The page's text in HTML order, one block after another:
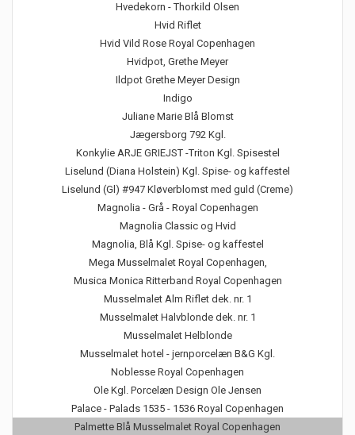
Hvedekorn - Thorkild Olsen
Hvid Riflet
Hvid Vild Rose Royal Copenhagen
Hvidpot, Grethe Meyer
Ildpot Grethe Meyer Design
Indigo
Juliane Marie Blå Blomst
Jægersborg 792 Kgl.
Konkylie ARJE GRIEJST -Triton Kgl. Spisestel
Liselund (Diana Holstein) Kgl. Spise- og kaffestel
Liselund (Gl) #947 Kløverblomst med guld (Creme)
Magnolia - Grå - Royal Copenhagen
Magnolia Classic og Hvid
Magnolia, Blå Kgl. Spise- og kaffestel
Mega Musselmalet Royal Copenhagen,
Musica Monica Ritterband Royal Copenhagen
Musselmalet Alm Riflet dek. nr. 1
Musselmalet Halvblonde dek. nr. 1
Musselmalet Helblonde
Musselmalet hotel - jernporcelæn B&G Kgl.
Noblesse Royal Copenhagen
Ole Kgl. Porcelæn Design Ole Jensen
Palace - Palads 1535 - 1536 Royal Copenhagen
Palmette Blå Musselmalet Royal Copenhagen